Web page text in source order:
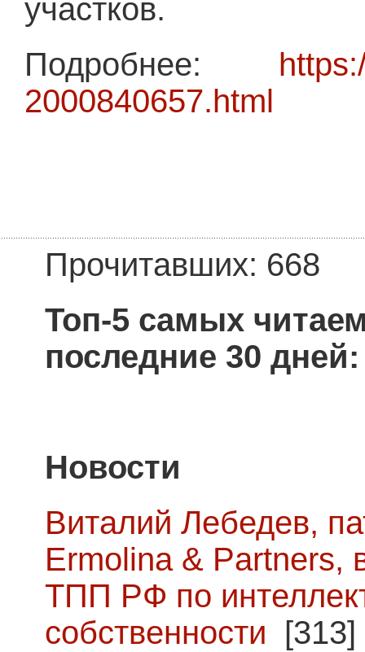
участков.
Подробнее:
2000840657.html
Прочитавших: 668
Топ-5 самых
последние 30 дней:
Новости
Виталий Лебедев,
Ermolina & Partners,
ТПП РФ по
собственности [313]